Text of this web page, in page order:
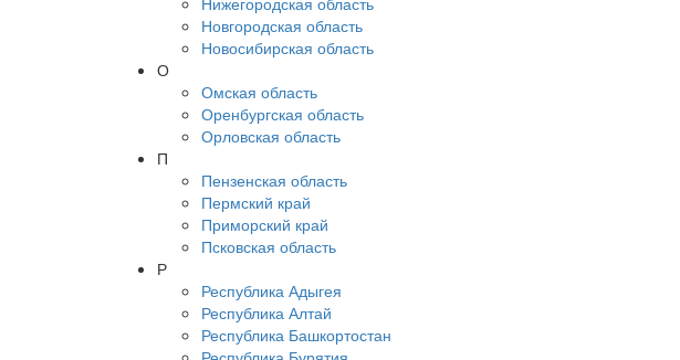
Новгородская область
Новосибирская область
О
Омская область
Оренбургская область
Орловская область
П
Пензенская область
Пермский край
Приморский край
Псковская область
Р
Республика Адыгея
Республика Алтай
Республика Башкортостан